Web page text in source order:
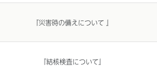
『災害時の備えについて 』
『結核検査について』